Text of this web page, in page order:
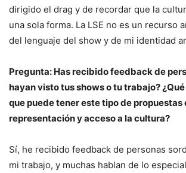
dirigido el drag y de recordar que la
una sola forma. La LSE no es un recurso
del lenguaje del show y de mi identidad
Pregunta: Has recibido feedback de
hayan visto tus shows o tu trabajo?
que puede tener este tipo de propuestas
representación y acceso a la cultura?
Sí, he recibido feedback de personas
mi trabajo, y muchas hablan de lo